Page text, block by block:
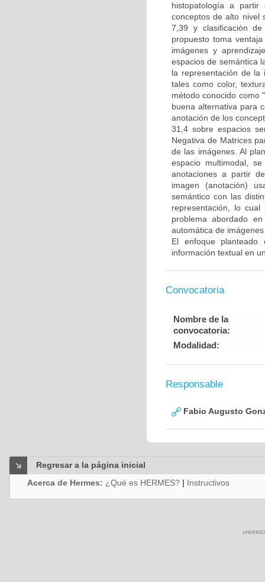
histopatología a
conceptos de alto nivel
7,39 y clasificación
propuesto toma
imágenes y
espacios de semántica
la representación de la
tales como color,
método conocido como
buena alternativa para
anotación de los
31,4 sobre espacios
Negativa de Matrices
de las imágenes. Al
espacio multimodal,
anotaciones a partir
imagen (anotación)
semántico con las
representación, lo
problema abordado
automática de
El enfoque
información textual en
Convocatoria
Nombre de la
convocatoria:
Modalidad:
Responsable
Fabio Augusto
Regresar a la página inicial
Acerca de Hermes: ¿Qué es HERMES? | Instructivos